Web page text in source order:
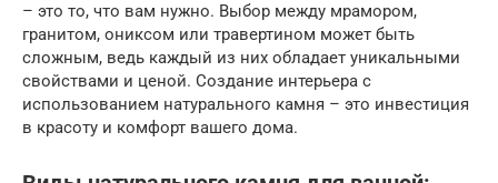
– это то, что вам нужно. Выбор между мрамором,
гранитом, ониксом или травертином может быть
сложным, ведь каждый из них обладает уникальными
свойствами и ценой. Создание интерьера с
использованием натурального камня – это инвестиция
в красоту и комфорт вашего дома.